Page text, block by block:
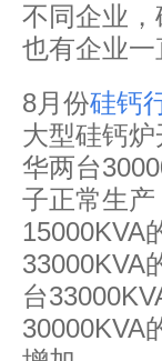
不同企业
也有企业
8月份硅钙
大型硅钙
华两台
子正常生
15000KVA
33000KVA
台
30000KVA